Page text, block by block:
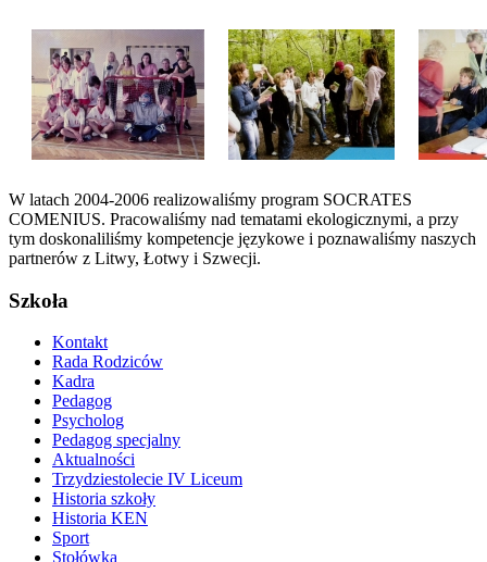
W latach 2004-2006 realizowaliśmy program SOCRATES
COMENIUS. Pracowaliśmy nad tematami ekologicznymi, a przy
tym doskonaliliśmy kompetencje językowe i poznawaliśmy naszych
partnerów z Litwy, Łotwy i Szwecji.
Szkoła
Kontakt
Rada Rodziców
Kadra
Pedagog
Psycholog
Pedagog specjalny
Aktualności
Trzydziestolecie IV Liceum
Historia szkoły
Historia KEN
Sport
Stołówka